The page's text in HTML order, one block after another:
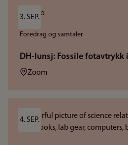
3. SEP.
Foredrag og samtaler
DH-lunsj: Fossile fotavtrykk
Sted:Zoom
4. SEP.